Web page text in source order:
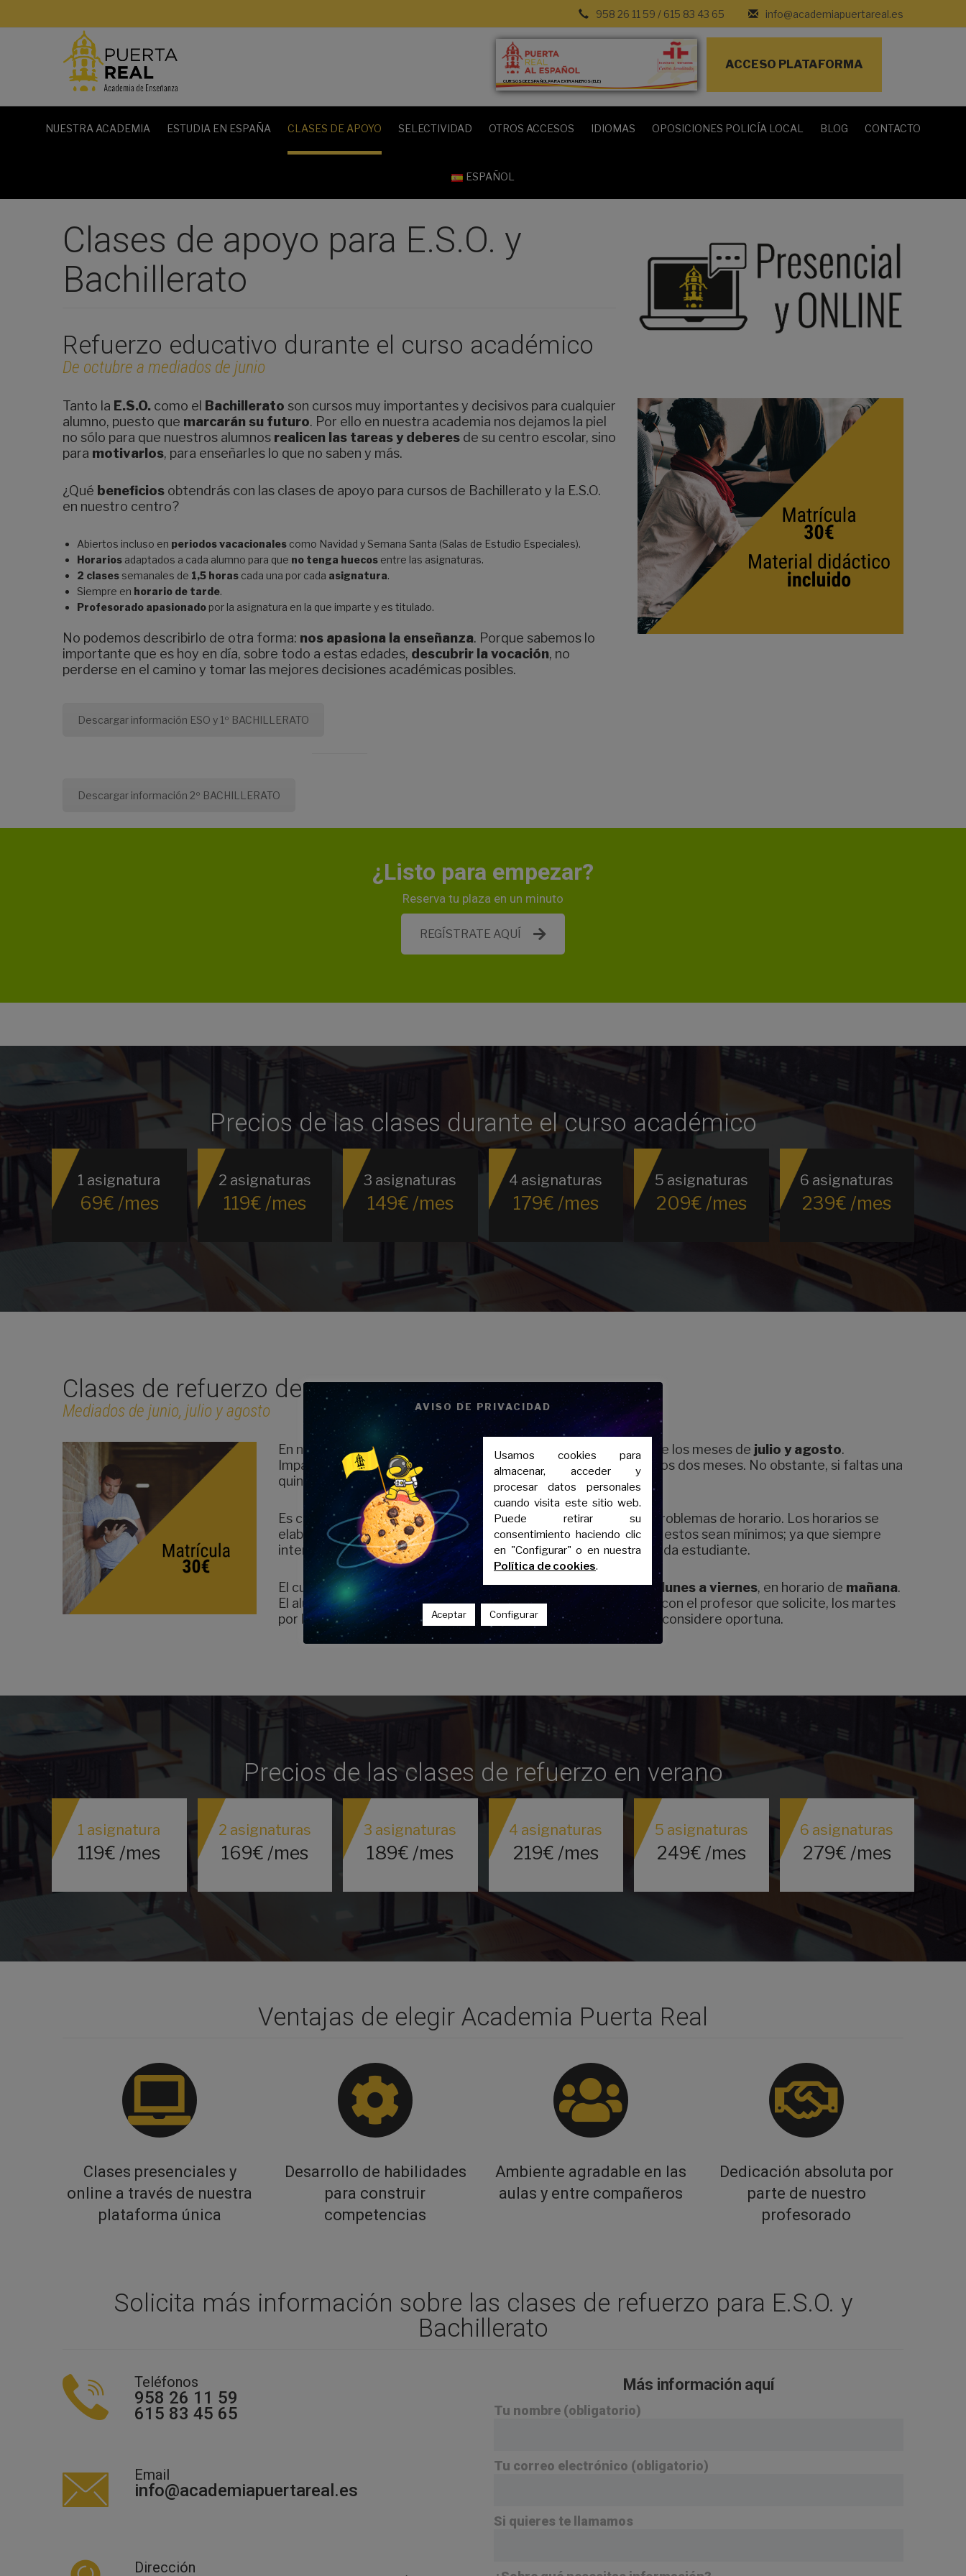
info@academiapuertareal.es
958 26 11 59 / 615 83 43 65
CURSOS DE ESPAÑOL PARA EXTRANJEROS (ELE)
ACCESO PLATAFORMA
NUESTRA ACADEMIA ESTUDIA EN ESPAÑA CLASES DE APOYO SELECTIVIDAD OTROS ACCESOS IDIOMAS OPOSICIONES POLICÍA LOCAL BLOG CONTACTO
ESPAÑOL
Clases de apoyo para E.S.O. y
Bachillerato
Refuerzo educativo durante el curso académico
De octubre a mediados de junio
Tanto la E.S.O. como el Bachillerato son cursos muy importantes y decisivos para cualquier
alumno, puesto que marcarán su futuro. Por ello en nuestra academia nos dejamos la piel
no sólo para que nuestros alumnos realicen las tareas y deberes de su centro escolar, sino
para motivarlos, para enseñarles lo que no saben y más.
¿Qué beneficios obtendrás con las clases de apoyo para cursos de Bachillerato y la E.S.O.
en nuestro centro?
Abiertos incluso en periodos vacacionales como Navidad y Semana Santa (Salas de Estudio Especiales).
Horarios adaptados a cada alumno para que no tenga huecos entre las asignaturas.
2 clases semanales de 1,5 horas cada una por cada asignatura.
Siempre en horario de tarde.
Profesorado apasionado por la asignatura en la que imparte y es titulado.
No podemos describirlo de otra forma: nos apasiona la enseñanza. Porque sabemos lo
importante que es hoy en día, sobre todo a estas edades, descubrir la vocación, no
perderse en el camino y tomar las mejores decisiones académicas posibles.
Descargar información ESO y 1º BACHILLERATO
Descargar información 2º BACHILLERATO
¿Listo para empezar?
Reserva tu plaza en un minuto
REGÍSTRATE AQUÍ
Precios de las clases durante el curso académico
1 asignatura
69€ /mes
2 asignaturas
119€ /mes
3 asignaturas
149€ /mes
4 asignaturas
179€ /mes
5 asignaturas
209€ /mes
6 asignaturas
239€ /mes
Clases de refuerzo de verano
Mediados de junio, julio y agosto
En nuestra academia ofrecemos de clases de refuerzodurante los meses de julio y agosto.
Impartimos el temario de cada
asignatura al completo entre los dos meses. No obstante, si faltas una
quincena, te la descontamos.
Es convenientereservar la plaza con antelacióny así evitar problemas de horario. Los horarios se
elaboran para que el alumno no tenga huecos o, en tal caso, que estos sean mínimos; ya que siempre
intentamosadaptarnos a las necesidades particularesde cada estudiante.
El curso consta decinco horas semanales por asignaturade lunes a viernes, en horario de mañana.
El alumno cuenta con unservicio gratuito de sala de estudio con el profesor que solicite, los martes
por la tarde 16:00 a 18:30, para reforzar aquella asignatura que considere oportuna.
Precios de las clases de refuerzo en verano
1 asignatura
119€ /mes
2 asignaturas
169€ /mes
3 asignaturas
189€ /mes
4 asignaturas
219€ /mes
5 asignaturas
249€ /mes
6 asignaturas
279€ /mes
Ventajas de elegir Academia Puerta Real
Clases presenciales y
online a través de nuestra
plataforma única
Desarrollo de habilidades
para construir
competencias
Ambiente agradable en las
aulas y entre compañeros
Dedicación absoluta por
parte de nuestro
profesorado
Solicita más información sobre las clases de refuerzo para E.S.O. y
Bachillerato
Teléfonos
958 26 11 59
615 83 45 65
Email
info@academiapuertareal.es
Dirección
Más información aquí
Tu nombre (obligatorio)
Tu correo electrónico (obligatorio)
Si quieres te llamamos
AVISO DE PRIVACIDAD
Usamos cookies para
almacenar, acceder y
procesar datos personales
cuando visita este sitio web.
Puede retirar su
consentimiento haciendo clic
en "Configurar" o en nuestra
Política de cookies.
Aceptar Configurar